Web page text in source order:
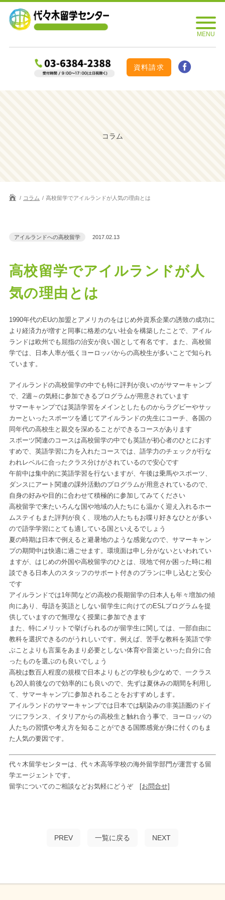
資料請求
コラム
コラム 高校留学でアイルランドが人気の理由とは
アイルランドへの高校留学 2017.02.13
高校留学でアイルランドが人
気の理由とは
1990年代のEUの加盟とアメリカのをはじめ外資系企業の誘致の成功に
より経済力が増すと同事に格差のない社会を構築したことで、アイル
ランドは欧州でも屈指の治安が良い国として有名です。また、高校留
学では、日本人率が低くヨーロッパからの高校生が多いことで知られ
ています。
アイルランドの高校留学の中でも特に評判が良いのがサマーキャンプ
で、2週～の気軽に参加できるプログラムが用意されています
サマーキャンプでは英語学習をメインとしたものからラグビーやサッ
カーといったスポーツを通じてアイルランドの先生にコーチ、各国の
同年代の高校生と親交を深めることができるコースがあります
スポーツ関連のコースは高校留学の中でも英語が初心者のひとにおす
すめで、英語学習に力を入れたコースでは、語学力のチェックが行な
われレベルに合ったクラス分けがされているので安心です
午前中は集中的に英語学習を行ないますが、午後は乗馬やスポーツ、
ダンスにアート関連の課外活動のプログラムが用意されているので、
自身の好みや目的に合わせて積極的に参加してみてください
高校留学で来たいろんな国や地域の人たちにも温かく迎え入れるホー
ムステイもまた評判が良く、現地の人たちもお喋り好きなひとが多い
ので語学学習にとても適している国といえるでしょう
夏の時期は日本で例えると避暑地のような感覚なので、サマーキャン
プの期間中は快適に過ごせます。環境面は申し分がないといわれてい
ますが、はじめの外国や高校留学のひとは、現地で何か困った時に相
談できる日本人のスタッフのサポート付きのプランに申し込むと安心
です
アイルランドでは1年間などの高校の長期留学の日本人も年々増加の傾
向にあり、母語を英語としない留学生に向けてのESLプログラムを提
供していますので無理なく授業に参加できます
また、特にメリットで挙げられるのが留学生に関しては、一部自由に
教科を選択できるのがうれしいです。例えば、苦手な教科を英語で学
ぶことよりも言葉をあまり必要としない体育や音楽といった自分に合
ったものを選ぶのも良いでしょう
高校は数百人程度の規模で日本よりもどの学校も少なめで、一クラス
も20人前後なので効率的にも良いので、先ずは夏休みの期間を利用し
て、サマーキャンプに参加されることをおすすめします。
アイルランドのサマーキャンプでは日本では馴染みの非英語圏のドイ
ツにフランス、イタリアからの高校生と触れ合う事で、ヨーロッパの
人たちの習慣や考え方を知ることができる国際感覚が身に付くのもま
た人気の要因です。
代々木留学センターは、代々木高等学校の海外留学部門が運営する留
学エージェントです。
留学についてのご相談などお気軽にどうぞ
[お問合せ]
PREV 一覧に戻る NEXT